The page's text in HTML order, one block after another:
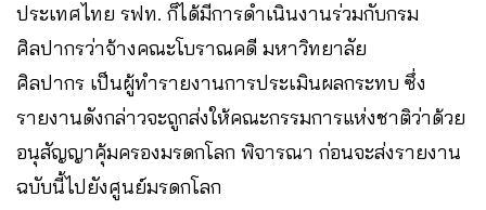
ประเทศไทย รฟท. ก็ได้มีการดำเนินงานร่วมกับกรม
ศิลปากรว่าจ้างคณะโบราณคดี มหาวิทยาลัย
ศิลปากร เป็นผู้ทำรายงานการประเมินผลกระทบ ซึ่ง
รายงานดังกล่าวจะถูกส่งให้คณะกรรมการแห่งชาติว่าด้วย
อนุสัญญาคุ้มครองมรดกโลก พิจารณา ก่อนจะส่งรายงาน
ฉบับนี้ไปยังศูนย์มรดกโลก​